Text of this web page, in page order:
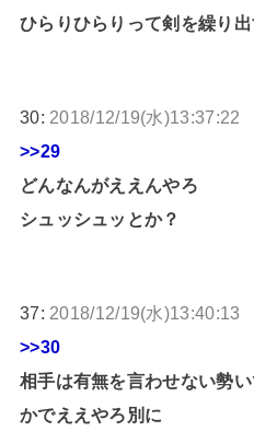
ひらりひらりって剣を繰り
30: 2018/12/19(水)13:37:22
>>29
どんなんがええんやろ
シュッシュッとか？
37: 2018/12/19(水)13:40:13
>>30
相手は有無を言わせない勢
かでええやろ別に